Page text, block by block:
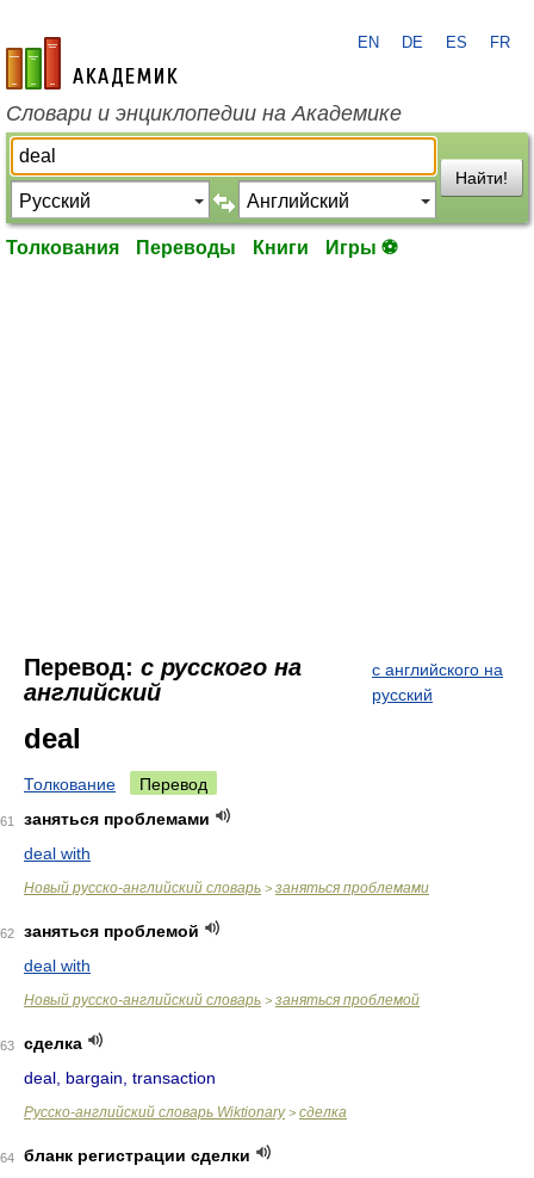
academic.ru
EN DE ES FR
Словари и энциклопедии на Академике
Найти!
Толкования Переводы Книги Игры ⚽
Перевод: с русского на
английский
с английского на
русский
deal
Толкование Перевод
61
заняться проблемами
deal with
Новый русско-английский словарь > заняться проблемами
62
заняться проблемой
deal with
Новый русско-английский словарь > заняться проблемой
63
сделка
deal, bargain, transaction
Русско-английский словарь Wiktionary> сделка
64
бланк регистрации сделки